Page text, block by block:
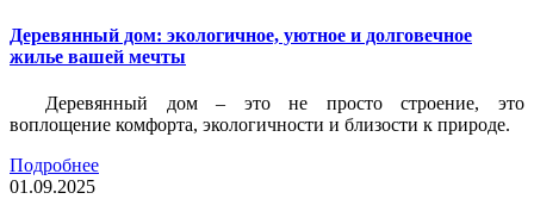
Деревянный дом: экологичное, уютное и долговечное
жилье вашей мечты
Деревянный дом – это не просто строение, это
воплощение комфорта, экологичности и близости к природе.
Подробнее
01.09.2025